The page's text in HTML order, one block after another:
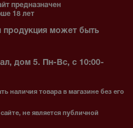
предназначен
18 лет
продукция может быть
дом 5. Пн-Вс, с 10:00-
наличия товара в магазине без его
не является публичной